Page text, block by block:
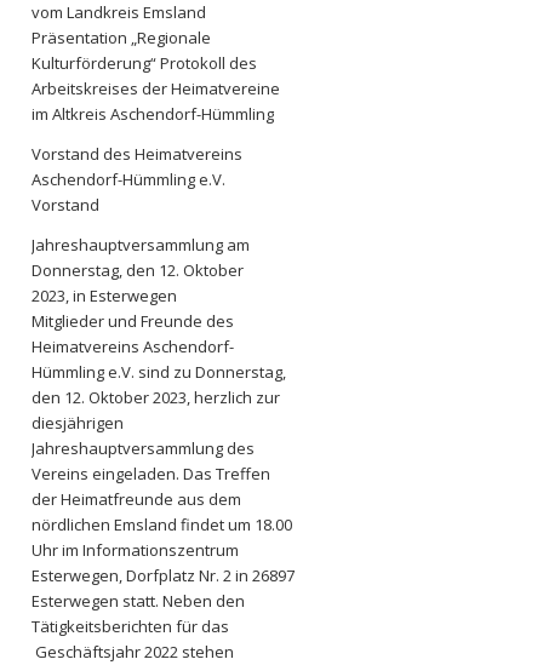
vom Landkreis Emsland
Präsentation „Regionale
Kulturförderung“ Protokoll des
Arbeitskreises der Heimatvereine
im Altkreis Aschendorf-Hümmling
Vorstand des Heimatvereins
Aschendorf-Hümmling e.V.
Vorstand
Jahreshauptversammlung am
Donnerstag, den 12. Oktober
2023, in Esterwegen
Mitglieder und Freunde des
Heimatvereins Aschendorf-
Hümmling e.V. sind zu Donnerstag,
den 12. Oktober 2023, herzlich zur
diesjährigen
Jahreshauptversammlung des
Vereins eingeladen. Das Treffen
der Heimatfreunde aus dem
nördlichen Emsland findet um 18.00
Uhr im Informationszentrum
Esterwegen, Dorfplatz Nr. 2 in 26897
Esterwegen statt. Neben den
Tätigkeitsberichten für das
Geschäftsjahr 2022 stehen